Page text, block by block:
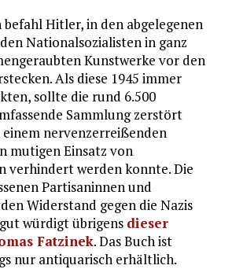
befahl Hitler, in den abgelegenen
Nationalsozialisten in ganz
Kunstwerke vor den
Als diese 1945 immer
sollte die rund 6.500
Sammlung zerstört
einem nervenzerreißenden
mutigen Einsatz von
verhindert werden konnte. Die
Partisaninnen und
Widerstand gegen die Nazis
würdigt übrigens dieser
Fatzinek. Das Buch ist
nur antiquarisch erhältlich.